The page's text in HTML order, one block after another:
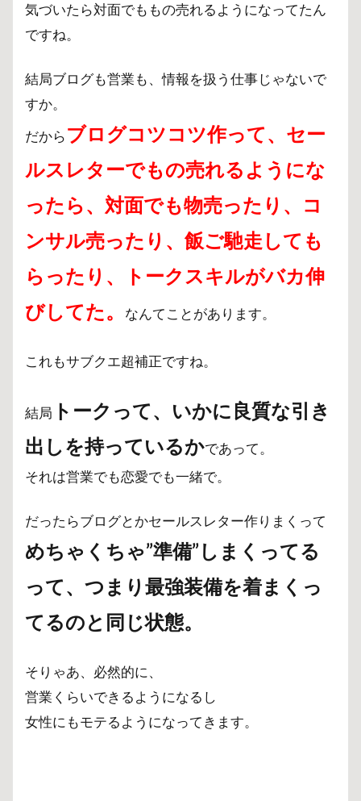
気づいたら対面でももの売れるようになってたん
ですね。
結局ブログも営業も、情報を扱う仕事じゃないで
すか。
だからブログコツコツ作って、セー
ルスレターでもの売れるようにな
ったら、 対面でも物売ったり、コ
ンサル売ったり、飯ご馳走しても
らったり、
トークスキルがバカ伸
びしてた。
なんてことがあります。
これもサブクエ超補正ですね。
結局 トークって、 いかに良質な引き
出しを持っているかであって。
それは営業でも恋愛でも一緒で。
だったらブログとかセールスレター作りまくって
めちゃくちゃ”準備”しまくってる
って、つまり最強装備を着まくっ
てるのと同じ状態。
そりゃあ、必然的に、
営業くらいできるようになるし
女性にもモテるようになってきます。